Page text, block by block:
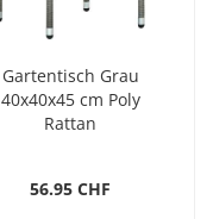
Gartentisch Grau
40x40x45 cm Poly
Rattan
56.95 CHF